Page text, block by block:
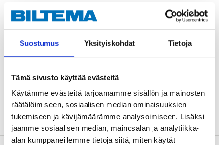
Suostumus Yksityiskohdat Tietoja
Tämä sivusto käyttää evästeitä
Käytämme evästeitä tarjoamamme sisällön ja mainosten
räätälöimiseen, sosiaalisen median ominaisuuksien
tukemiseen ja kävijämäärämme analysoimiseen. Lisäksi
jaamme sosiaalisen median, mainosalan ja analytiikka-
alan kumppaneillemme tietoja siitä, miten käytät
Teknisk specifikation
Dimension
42 mm (invändig)
Tjocklek
13 mm (isolering)
Temperaturområde
Lambdavärde (λ) 0,040 W/m °C
(värmeledningsförmåga)